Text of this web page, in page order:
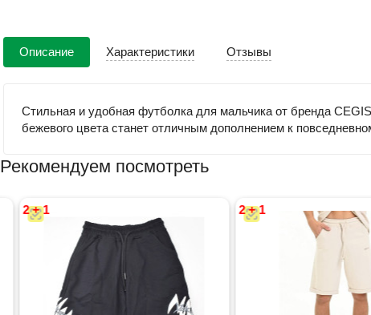
Описание Характеристики Отзывы
Стильная и удобная футболка для мальчика от бренда
бежевого цвета станет отличным дополнением к
Рекомендуем посмотреть
2 + 1 2 + 1